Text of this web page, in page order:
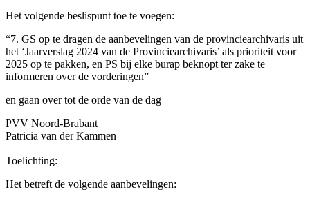
Het volgende beslispunt toe te voegen:
“7. GS op te dragen de aanbevelingen van de provinciearchivaris uit
het ‘Jaarverslag 2024 van de Provinciearchivaris’ als prioriteit voor
2025 op te pakken, en PS bij elke burap beknopt ter zake te
informeren over de vorderingen”
en gaan over tot de orde van de dag
PVV Noord-Brabant
Patricia van der Kammen
Toelichting:
Het betreft de volgende aanbevelingen: